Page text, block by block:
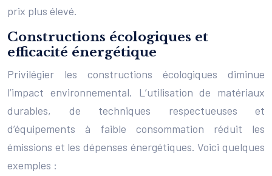
prix plus élevé.
Constructions écologiques et
efficacité énergétique
Privilégier les constructions écologiques diminue
l’impact environnemental. L’utilisation de matériaux
durables, de techniques respectueuses et
d’équipements à faible consommation réduit les
émissions et les dépenses énergétiques. Voici quelques
exemples :